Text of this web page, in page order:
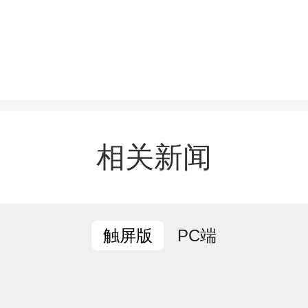
新材料产业园展厅、江西
品研发及市场拓展等情况
相关新闻
触屏版 PC端